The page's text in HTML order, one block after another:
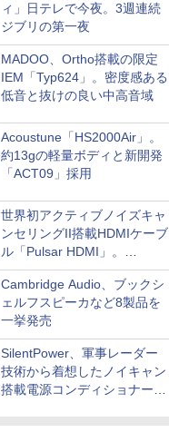
ィ」日テレで今夜。3週連続
ジブリの第一夜
MADOO、Ortho搭載の限定
IEM「Typ624」。密度感ある
低音と抜けの良い中高音域
Acoustune「HS2000Air」。
約13gの軽量ボディと新開発
「ACT09」採用
世界初アクティブノイズキャ
ンセリングII搭載HDMIケーブ
ル「Pulsar HDMI」。
SilentPowerから
Cambridge Audio、ブックシ
ェルフスピーカなど8製品を
一挙発売
SilentPower、軍事レーダー
技術から着想したノイキャン
搭載電源コンディショナー